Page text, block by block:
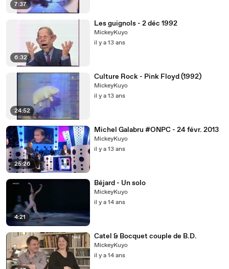
7:37
6:32
Les guignols - 2 déc 1992
MickeyKuyo
il y a 13 ans
24:52
Culture Rock - Pink Floyd (1992)
MickeyKuyo
il y a 13 ans
25:26
Michel Galabru #ONPC - 24 févr. 2013
MickeyKuyo
il y a 13 ans
4:21
Béjard - Un solo
MickeyKuyo
il y a 14 ans
Catel & Bocquet couple de B.D.
MickeyKuyo
il y a 14 ans